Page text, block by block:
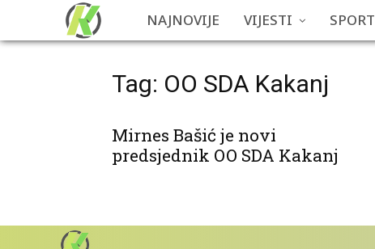
NAJNOVIJE VIJESTI SPORT
Tag: OO SDA Kakanj
Mirnes Bašić je novi
predsjednik OO SDA Kakanj